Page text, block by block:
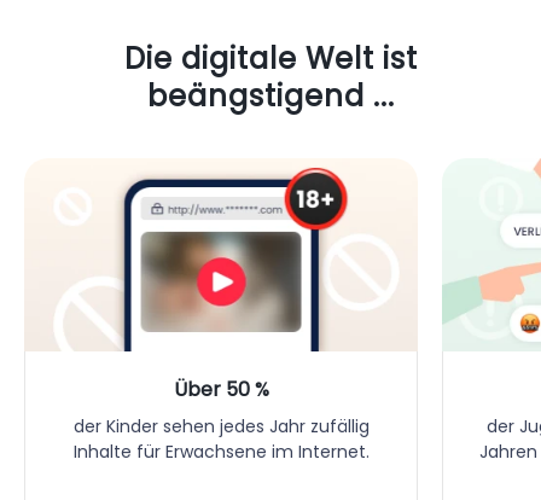
Die digitale Welt ist
beängstigend ...
Über 50 %
der Kinder sehen jedes Jahr zufällig
Inhalte für Erwachsene im Internet.
der